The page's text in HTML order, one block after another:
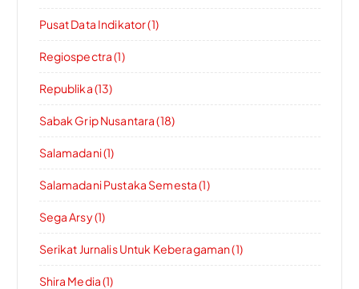
Pusat Data Indikator (1)
Regiospectra (1)
Republika (13)
Sabak Grip Nusantara (18)
Salamadani (1)
Salamadani Pustaka Semesta (1)
Sega Arsy (1)
Serikat Jurnalis Untuk Keberagaman (1)
Shira Media (1)